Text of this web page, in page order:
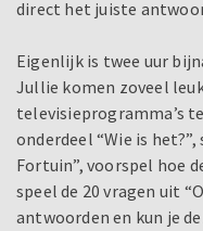
direct het juiste
Eigenlijk is twee uur
Jullie komen zoveel
televisieprogramma’s
onderdeel “Wie is
Fortuin”, voorspel hoe
speel de 20 vragen uit
antwoorden en kun je